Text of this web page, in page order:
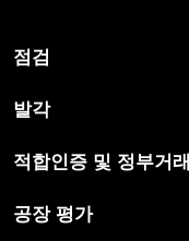
점검
발각
적합인증 및 정부거래
공장 평가